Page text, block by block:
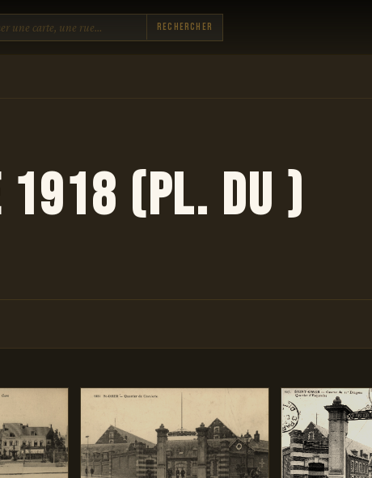
Rechercher
1918 (pl. du )